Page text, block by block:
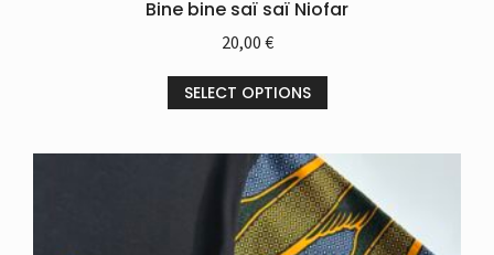
Bine bine saï saï Niofar
20,00 €
SELECT OPTIONS